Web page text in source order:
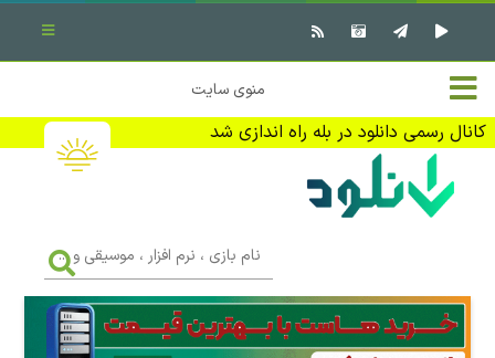
خانه
تماس با ما
تبلیغات
منوی سایت
کانال رسمی دانلود در بله راه اندازی شد
✖ بستن منو
نرم افزار کامپیوتر
بازی کامپیوتر
کتاب
بازی
،
نرم
افزار
،
موسیقی